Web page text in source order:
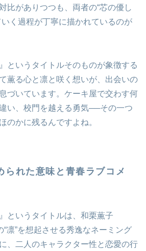
比がありつつも、両者の“芯の優し
いく過程が丁寧に描かれているのが
というタイトルそのものが象徴する
薫る心と凛と咲く想いが、出会いの
づいています。ケーキ屋で交わす何
い、校門を越える勇気──その一つ
のかに残るんですよね。
られた意味と青春ラブコメ
というタイトルは、和栗薫子
“凛”を想起させる秀逸なネーミング
、二人のキャラクター性と恋愛の行